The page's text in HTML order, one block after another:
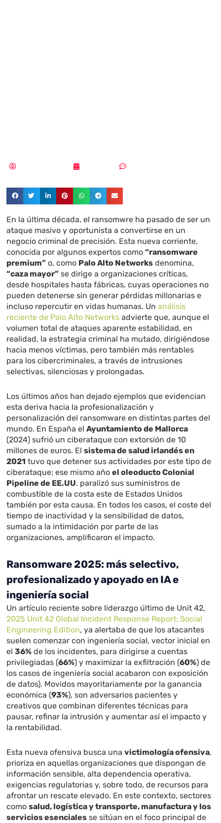
En la última década, el ransomwre ha pasado de ser un
ataque masivo y oportunista a convertirse en un
negocio criminal de precisión. Esta nueva corriente,
conocida por algunos expertos como“ransomware
premium” o, como Palo Alto Networks denomina,
“caza mayor” se dirige a organizaciones críticas,
desde hospitales hasta fábricas, cuyas operaciones no
pueden detenerse sin generar pérdidas millonarias e
incluso repercutir en vidas humanas. Unanálisis
reciente de Palo Alto Networks advierte que, aunque el
volumen total de ataques aparente estabilidad, en
realidad, la estrategia criminal ha mutado, dirigiéndose
hacia menos víctimas, pero también más rentables
para los cibercriminales, a través de intrusiones
selectivas, silenciosas y prolongadas.
Los últimos años han dejado ejemplos que evidencian
esta deriva hacia la profesionalización y
personalización del ransomware en distintas partes del
mundo. En España elAyuntamiento de Mallorca
(2024) sufrió un ciberataque con extorsión de 10
millones de euros. Elsistema de salud irlandés en
2021 tuvo que detener sus actividades por este tipo de
ciberataque; ese mismo añoel oleoducto Colonial
Pipeline de EE.UU. paralizó sus suministros de
combustible de la costa este de Estados Unidos
también por esta causa. En todos los casos, el coste del
tiempo de inactividad y la sensibilidad de datos,
sumado a la intimidación por parte de las
organizaciones, amplificaron el impacto.
Ransomware 2025: más selectivo,
profesionalizado y apoyado en IA e
ingeniería social
Un artículo reciente sobre liderazgo último de Unit 42,
2025 Unit 42 Global Incident Response Report: Social
Engineering Edition, ya alertaba de que los atacantes
suelen comenzar con ingeniería social, vector inicial en
el36% de los incidentes, para dirigirse a cuentas
privilegiadas (66%) y maximizar la exfiltración (60%) de
los casos de ingeniería social acabaron con exposición
de datos). Movidos mayoritariamente por la ganancia
económica (93%), son adversarios pacientes y
creativos que combinan diferentes técnicas para
pausar, refinar la intrusión y aumentar así el impacto y
la rentabilidad.
Esta nueva ofensiva busca unavictimología ofensiva,
prioriza en aquellas organizaciones que dispongan de
información sensible, alta dependencia operativa,
exigencias regulatorias y, sobre todo, de recursos para
afrontar un rescate elevado. En este contexto, sectores
comosalud, logística y transporte, manufactura y los
servicios esenciales se sitúan en el foco principal de